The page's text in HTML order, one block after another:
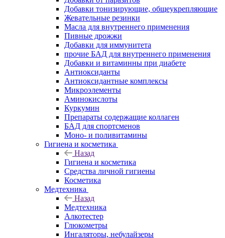
Добавки тонизирующие, общеукрепляющие
Жевательные резинки
Масла для внутреннего применения
Пивные дрожжи
Добавки для иммунитета
прочие БАД для внутреннего применения
Добавки и витаминны при диабете
Антиоксиданты
Антиоксидантные комплексы
Микроэлементы
Аминокислоты
Куркумин
Препараты содержащие коллаген
БАД для спортсменов
Моно- и поливитамины
Гигиена и косметика
Назад
Гигиена и косметика
Средства личной гигиены
Косметика
Медтехника
Назад
Медтехника
Алкотестер
Глюкометры
Ингаляторы, небулайзеры